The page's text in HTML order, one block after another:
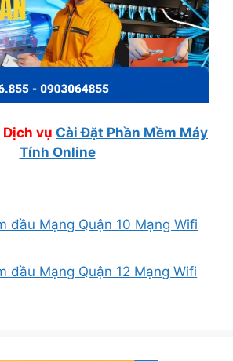
Dịch vụ Cài Đặt Phần Mềm Máy
Tính Online
đầu Mạng Quận 10 Mạng Wifi
đầu Mạng Quận 12 Mạng Wifi